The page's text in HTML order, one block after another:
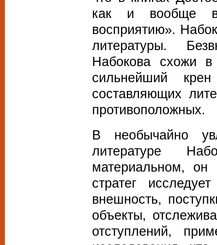
как и вообще
восприятию».
литературы.
Набокова схожи
сильнейший
составляющих
противоположных.
В необычайно
литературе
материальном, он
стратег
внешность,
объекты,
отступлений,